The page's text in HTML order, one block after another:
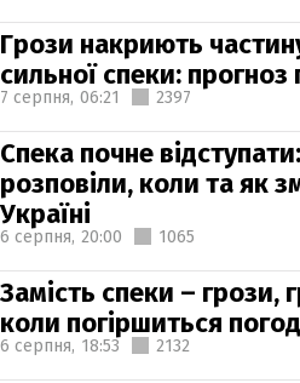
Грози накриють
сильної спеки:
7 серпня, 06:21 2397
Спека почне
розповіли, коли та як
Україні
6 серпня, 20:00 1065
Замість спеки – грози,
коли погіршиться
6 серпня, 18:53 2132